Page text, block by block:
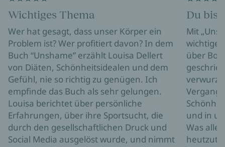
Wichtiges Thema
Wer hat gesagt, dass unser Körper ein
Problem ist? Wer profitiert davon? In dem
Buch “Unshame” erzählt Louisa Dellert
von Diäten, Schönheitsidealen und dem
Gefühl, nie so richtig zu genügen. Ich
empfinde das Buch als sehr gelungen.
Louisa berichtet über persönliche
Erfahrungen, über ihre Sportsucht, die
durch den gesellschaftlichen Druck und
Social Media ausgelöst wurde, und nimmt
Du bist
Mit
über
und in
Was